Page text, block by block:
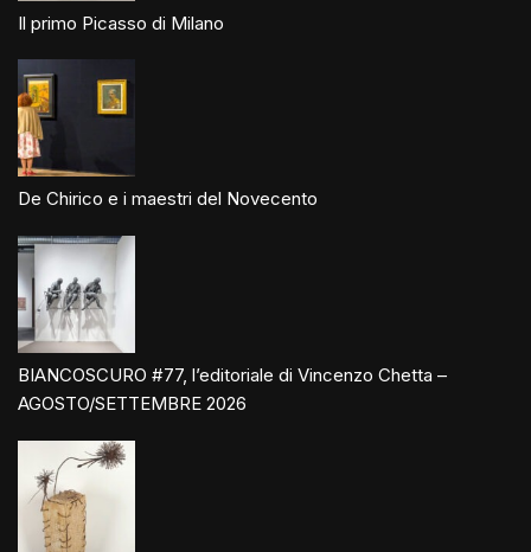
Il primo Picasso di Milano
De Chirico e i maestri del Novecento
BIANCOSCURO #77, l’editoriale di Vincenzo Chetta –
AGOSTO/SETTEMBRE 2026